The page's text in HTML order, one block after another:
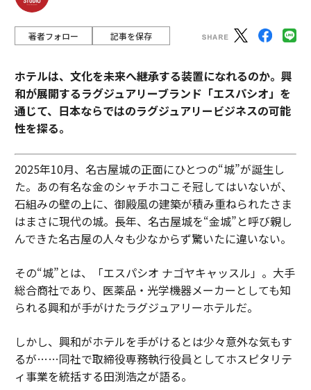
著者フォロー 記事を保存
ホテルは、文化を未来へ継承する装置になれるのか。興
和が展開するラグジュアリーブランド「エスパシオ」を
通じて、日本ならではのラグジュアリービジネスの可能
性を探る。
2025年10月、名古屋城の正面にひとつの“城”が誕生し
た。あの有名な金のシャチホコこそ冠してはいないが、
石組みの壁の上に、御殿風の建築が積み重ねられたさま
はまさに現代の城。長年、名古屋城を“金城”と呼び親し
んできた名古屋の人々も少なからず驚いたに違いない。
その“城”とは、「エスパシオ ナゴヤキャッスル」。大手
総合商社であり、医薬品・光学機器メーカーとしても知
られる興和が手がけたラグジュアリーホテルだ。
しかし、興和がホテルを手がけるとは少々意外な気もす
るが……同社で取締役専務執行役員としてホスピタリテ
ィ事業を統括する田渕浩之が語る。